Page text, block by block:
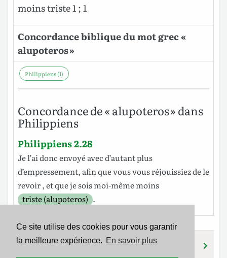
Ce site utilise des cookies pour vous garantir
la meilleure expérience. En savoir plus
moins triste 1 ; 1
Concordance biblique du mot grec «
alupoteros »
Philippiens (1)
Concordance de « alupoteros » dans
Philippiens
Philippiens 2.28
Jel’aidoncenvoyéavec d’autant plus
d’empressement, afinquevous vousréjouissiezdele
revoir, et que jesoismoi-mêmemoins
triste (alupoteros) .
HALUKOS